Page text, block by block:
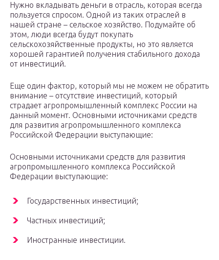
Нужно вкладывать деньги в отрасль, которая всегда
пользуется спросом. Одной из таких отраслей в
нашей стране – сельское хозяйство. Подумайте об
этом, люди всегда будут покупать
сельскохозяйственные продукты, но это является
хорошей гарантией получения стабильного дохода
от инвестиций.
Еще один фактор, который мы не можем не обратить
внимание – отсутствие инвестиций, который
страдает агропромышленный комплекс России на
данный момент. Основными источниками средств
для развития агропромышленного комплекса
Российской Федерации выступающие:
Основными источниками средств для развития
агропромышленного комплекса Российской
Федерации выступающие:
Государственных инвестиций;
Частных инвестиций;
Иностранные инвестиции.